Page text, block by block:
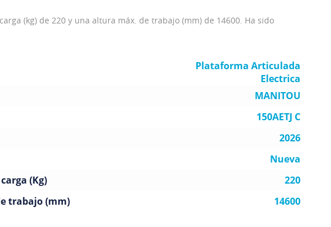
(kg) de 220 y una altura máx. de trabajo (mm) de 14600. Ha sido
Plataforma Articulada
Electrica
MANITOU
150AETJ C
2026
Nueva
(Kg)
220
trabajo (mm)
14600